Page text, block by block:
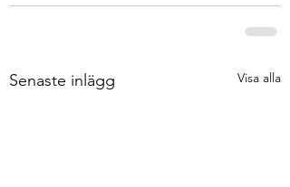
Senaste inlägg Visa alla